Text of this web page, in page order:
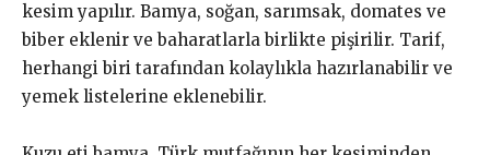
kesim yapılır. Bamya, soğan, sarımsak, domates ve
biber eklenir ve baharatlarla birlikte pişirilir. Tarif,
herhangi biri tarafından kolaylıkla hazırlanabilir ve
yemek listelerine eklenebilir.